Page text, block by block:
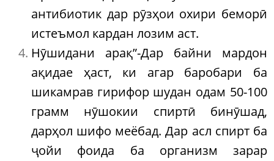
антибиотик дар рӯзҳои охири беморӣ
истеъмол кардан лозим аст.
Нӯшидани арақ”-Дар байни мардон
ақидае ҳаст, ки агар баробари ба
шикамрав гирифор шудан одам 50-100
грамм нӯшокии спиртӣ бинӯшад,
дарҳол шифо меёбад. Дар асл спирт ба
ҷойи фоида ба организм зарар